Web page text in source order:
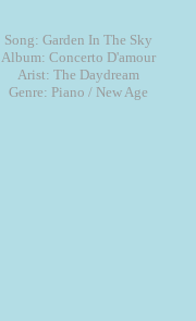
Song: Garden In The Sky
Album: Concerto D'amour
Arist: The Daydream
Genre: Piano / New Age